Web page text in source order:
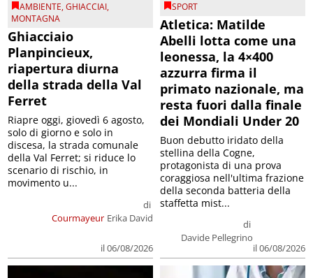
AMBIENTE,GHIACCIAI,
MONTAGNA
Ghiacciaio
Planpincieux,
riapertura diurna
della strada della Val
Ferret
Courmayeur
di
Erika David
il 06/08/2026
Riapre oggi, giovedì 6 agosto,
solo di giorno e solo in
discesa, la strada comunale
della Val Ferret; si riduce lo
scenario di rischio, in
movimento u...
SPORT
Atletica: Matilde
Abelli lotta come una
leonessa, la 4×400
azzurra firma il
primato nazionale, ma
resta fuori dalla finale
dei Mondiali Under 20
di
Davide Pellegrino
il 06/08/2026
Buon debutto iridato della
stellina della Cogne,
protagonista di una prova
coraggiosa nell'ultima frazione
della seconda batteria della
staffetta mist...